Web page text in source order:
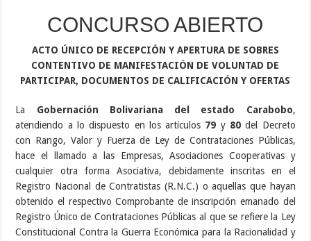
CONCURSO ABIERTO
ACTO ÚNICO DE RECEPCIÓN Y APERTURA DE SOBRES
CONTENTIVO DE MANIFESTACIÓN DE VOLUNTAD DE
PARTICIPAR, DOCUMENTOS DE CALIFICACIÓN Y OFERTAS
La Gobernación Bolivariana del estado Carabobo,
atendiendo a lo dispuesto en los artículos 79 y 80 del Decreto
con Rango, Valor y Fuerza de Ley de Contrataciones Públicas,
hace el llamado a las Empresas, Asociaciones Cooperativas y
cualquier otra forma Asociativa, debidamente inscritas en el
Registro Nacional de Contratistas (R.N.C.) o aquellas que hayan
obtenido el respectivo Comprobante de inscripción emanado del
Registro Único de Contrataciones Públicas al que se refiere la Ley
Constitucional Contra la Guerra Económica para la Racionalidad y